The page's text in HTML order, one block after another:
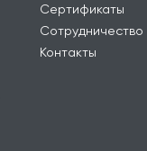
Сертификаты
Сотрудничество
Контакты